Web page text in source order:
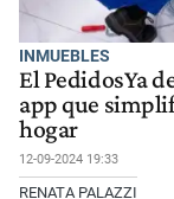
INMUEBLES
El PedidosYa
app que
hogar
12-09-2024 19:33
RENATA PALAZZI